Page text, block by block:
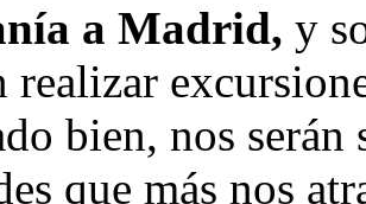
a Madrid, y
realizar
bien, nos serán
que más nos